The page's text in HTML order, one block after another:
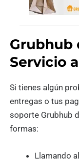
Grubhub
Servicio
Si tienes algún
entregas o tus
soporte Grubhub
formas:
Llamando al